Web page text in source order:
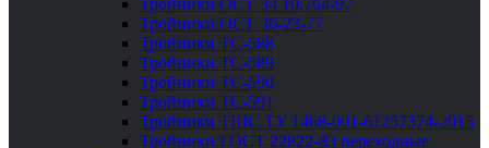
Тройники ОСТ 34 10.764-97
Тройники ОСТ 36-23-77
Тройники ТС-588
Тройники ТС-589
Тройники ТС-590
Тройники ТС-591
Тройники ТШС ТУ 1468-001-61257374-2015
Тройники ГОСТ 22822-83 переходные